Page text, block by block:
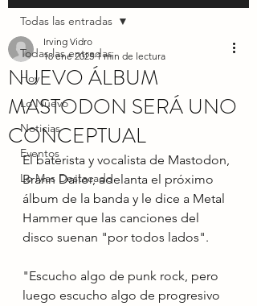
Todas las entradas
Hoy
Lo Nuevo
Noticias
Eventos
Lo Mas Destacado
Todas las entradas
NUEVO ÁLBUM
MASTODON SERÁ UNO
CONCEPTUAL
Irving Vidro
18 ene 2025 1 min de lectura
El baterista y vocalista de Mastodon,
Brann Dailor, adelanta el próximo
álbum de la banda y le dice a Metal
Hammer que las canciones del
disco suenan "por todos lados".
"Escucho algo de punk rock, pero
luego escucho algo de progresivo